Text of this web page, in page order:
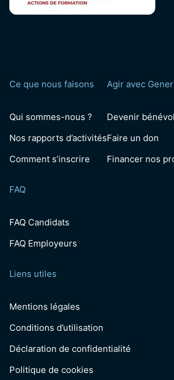
Ce que nous faisons
Qui sommes-nous ?
Nos rapports d’activités
Comment s’inscrire
Agir avec
Devenir
Faire un don
Financer nos
FAQ
FAQ Candidats
FAQ Employeurs
Liens utiles
Mentions légales
Conditions d’utilisation
Déclaration de confidentialité
Politique de cookies